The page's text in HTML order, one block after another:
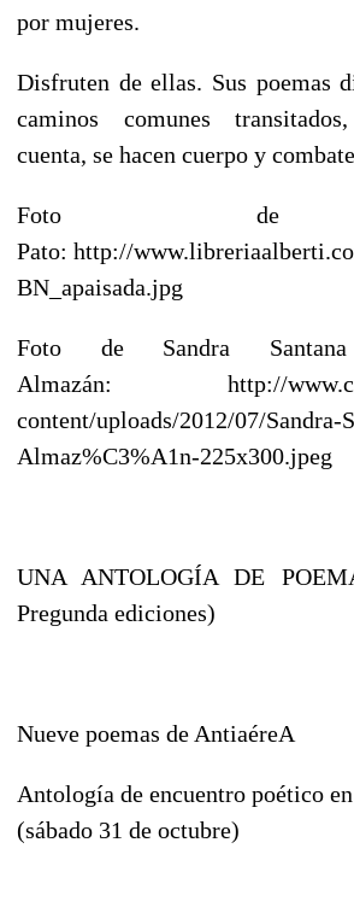
por mujeres.
Disfruten de ellas. Sus poemas
caminos comunes
cuenta, se hacen cuerpo y
Foto de
Pato: http://
BN_apaisada.jpg
Foto de Sandra
Almazán: http://
content/uploads/2012/07/Sandra-
Almaz%C3%A1n-225x300.jpeg
UNA ANTOLOGÍA DE
Pregunda ediciones)
Nueve poemas de AntiaéreA
Antología de encuentro poético
(sábado 31 de octubre)